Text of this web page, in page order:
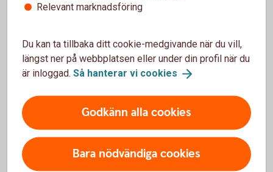
Läs mer omsponsring
Sätta in och ta ut kontanter
sätta in svenska sedlar.
Läs mer hosBankomat
Relevant marknadsföring
Du kan ta tillbaka ditt cookie-medgivande när du vill,
längst ner på webbplatsen eller under din profil när du
är inloggad. Så hanterar vi cookies
Godkänn alla cookies
Bara nödvändiga cookies